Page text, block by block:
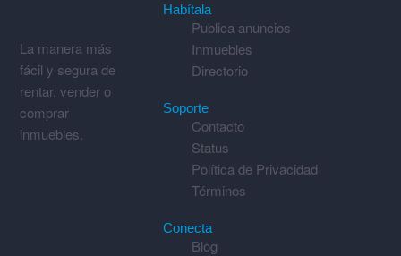
La manera más
fácil y segura de
rentar, vender o
comprar
inmuebles.
Habítala
Publica anuncios
Inmuebles
Directorio
Soporte
Contacto
Status
Política de Privacidad
Términos
Conecta
Blog